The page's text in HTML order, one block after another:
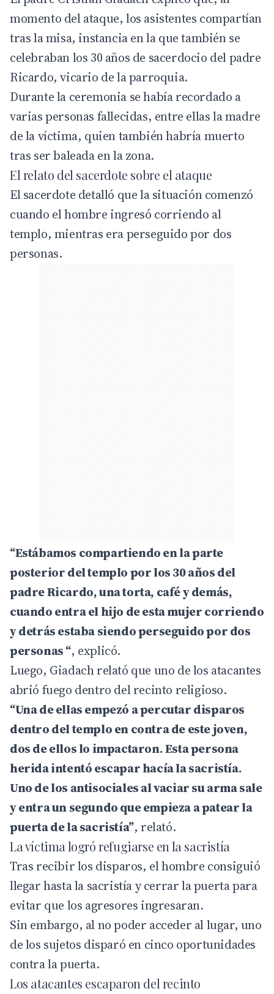
momento del ataque, los asistentes compartían
tras la misa, instancia en la que también se
celebraban los 30 años de sacerdocio del padre
Ricardo, vicario de la parroquia.
Durante la ceremonia se había recordado a
varias personas fallecidas, entre ellas la madre
de la víctima, quien también habría muerto
tras ser baleada en la zona.
El relato del sacerdote sobre el ataque
El sacerdote detalló que la situación comenzó
cuando el hombre ingresó corriendo al
templo, mientras era perseguido por dos
personas.
“Estábamos compartiendo en la parte
posterior del templo por los 30 años del
padre Ricardo, una torta, café y demás,
cuando entra el hijo de esta mujer corriendo
y detrás estaba siendo perseguido por dos
personas “, explicó.
Luego, Giadach relató que uno de los atacantes
abrió fuego dentro del recinto religioso.
“Una de ellas empezó a percutar disparos
dentro del templo en contra de este joven,
dos de ellos lo impactaron. Esta persona
herida intentó escapar hacía la sacristía.
Uno de los antisociales al vaciar su arma sale
y entra un segundo que empieza a patear la
puerta de la sacristía”, relató.
La víctima logró refugiarse en la sacristía
Tras recibir los disparos, el hombre consiguió
llegar hasta la sacristía y cerrar la puerta para
evitar que los agresores ingresaran.
Sin embargo, al no poder acceder al lugar, uno
de los sujetos disparó en cinco oportunidades
contra la puerta.
Los atacantes escaparon del recinto